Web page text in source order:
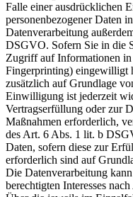
Falle einer ausdrücklichen
personenbezogener Daten
Datenverarbeitung
DSGVO. Sofern Sie in die
Zugriff auf Informationen
Fingerprinting) eingewilligt
zusätzlich auf Grundlage
Einwilligung ist jederzeit
Vertragserfüllung oder zur
Maßnahmen erforderlich,
des Art. 6 Abs. 1 lit. b
Daten, sofern diese zur
erforderlich sind auf
Die Datenverarbeitung
berechtigten Interesses